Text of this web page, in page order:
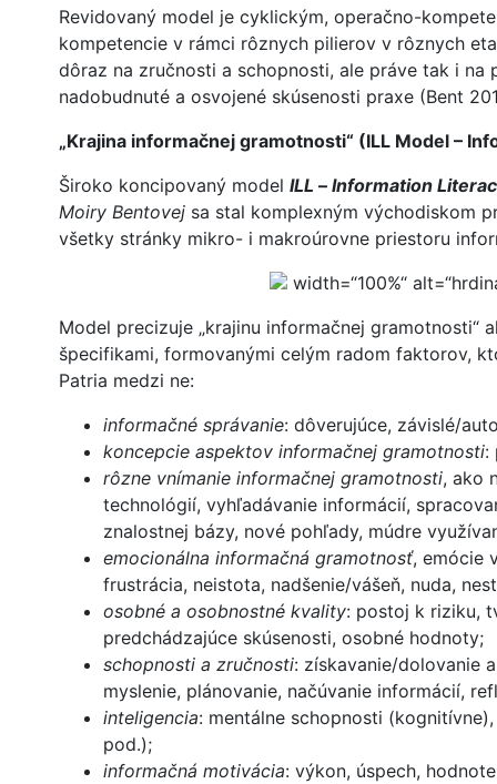
Revidovaný model je cyklickým, operačno-
kompetencie v rámci rôznych pilierov v rôznych
dôraz na zručnosti a schopnosti, ale práve tak i
nadobudnuté a osvojené skúsenosti praxe (Bent
„Krajina informačnej gramotnosti“ (ILL Model –
Široko koncipovaný model ILL – Information
Moiry Bentovej sa stal komplexným východiskom
všetky stránky mikro- i makroúrovne priestoru
width=“100%“
Model precizuje „krajinu informačnej
špecifikami, formovanými celým radom faktorov,
Patria medzi ne:
informačné správanie: dôverujúce, závislé/
koncepcie aspektov informačnej gramotnosti:
rôzne vnímanie informačnej gramotnosti, ako
technológií, vyhľadávanie informácií,
znalostnej bázy, nové pohľady, múdre
emocionálna informačná gramotnosť, emócie
frustrácia, neistota, nadšenie/vášeň, nuda,
osobné a osobnostné kvality: postoj k riziku,
predchádzajúce skúsenosti, osobné hodnoty;
schopnosti a zručnosti: získavanie/dolovanie
myslenie, plánovanie, načúvanie informácií,
inteligencia: mentálne schopnosti
pod.);
informačná motivácia: výkon, úspech,